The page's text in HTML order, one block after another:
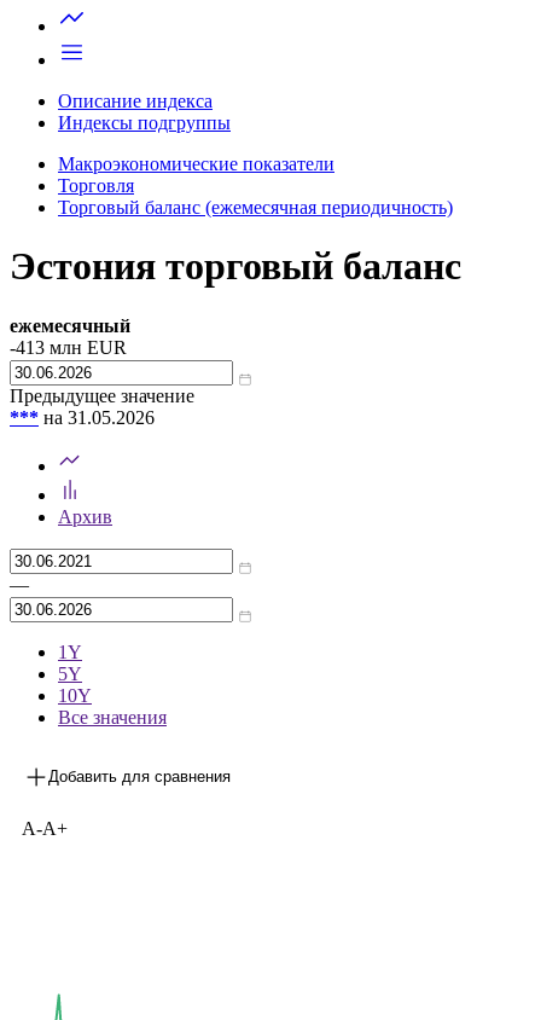
Описание индекса
Индексы подгруппы
Макроэкономические показатели
Торговля
Торговый баланс (ежемесячная периодичность)
Эстония торговый баланс
ежемесячный
-413 млн EUR
Предыдущее значение
*** на 31.05.2026
Архив
—
1Y
5Y
10Y
Все значения
Добавить для сравнения